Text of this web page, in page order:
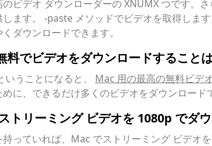
ビデオ ダウンローダーの XNUMX つです。
します。 -paste メソッドでビデオを取得しま
ダウンロードできます。
料でビデオをダウンロードすること
いうことになると、 Mac 用の最高の無料ビデ
に、できるだけ多くのビデオをダウンロード
トリーミング ビデオを 1080p でダ
っていれば、Mac でストリーミング ビデオ